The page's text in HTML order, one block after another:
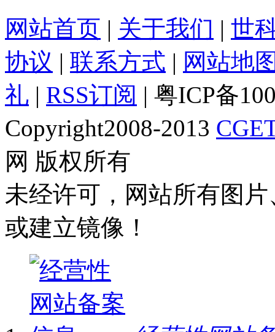
网站首页 | 关于我们 | 世
协议 | 联系方式 | 网站地
礼 | RSS订阅 | 粤ICP备
Copyright2008-2013
网 版权所有
未经许可，网站所有图
或建立镜像！